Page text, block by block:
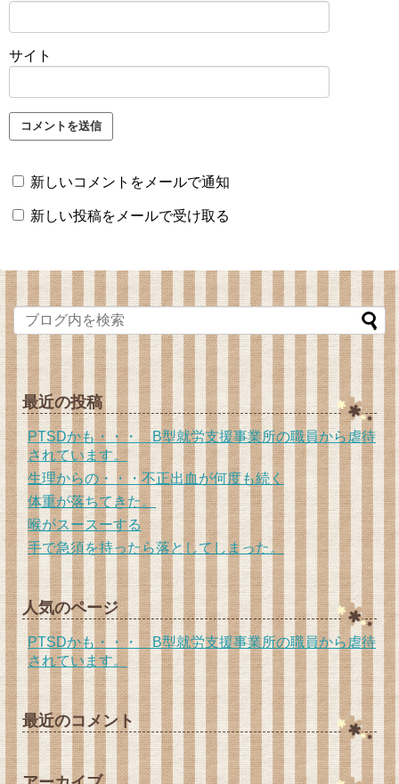
サイト
新しいコメントをメールで通知
新しい投稿をメールで受け取る
最近の投稿
PTSDかも・・・ B型就労支援事業所の職員から虐待
されています。
生理からの・・・不正出血が何度も続く
体重が落ちてきた。
喉がスースーする
手で急須を持ったら落としてしまった。
人気のページ
PTSDかも・・・ B型就労支援事業所の職員から虐待
されています。
最近のコメント